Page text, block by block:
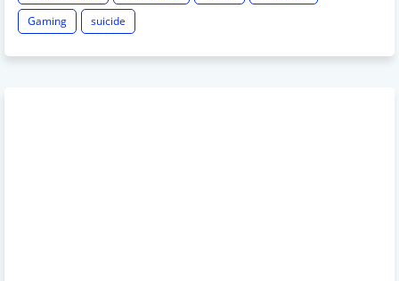
Gaming
suicide